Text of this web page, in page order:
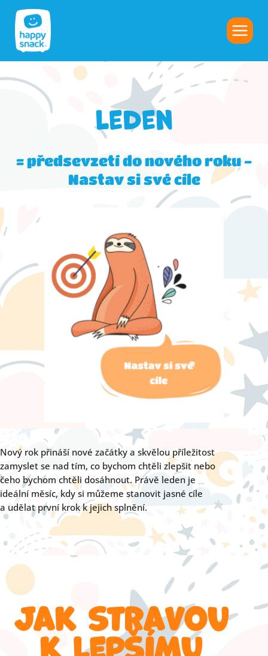
leden
= předsevzetí do nového roku -
Nastav si své cíle
Nový rok přináší nové začátky a skvělou příležitost
zamyslet se nad tím, co bychom chtěli zlepšit nebo
čeho bychom chtěli dosáhnout. Právě leden je
ideální měsíc, kdy si můžeme stanovit jasné cíle
a udělat první krok k jejich splnění.
Jak stravou
k lepšímu